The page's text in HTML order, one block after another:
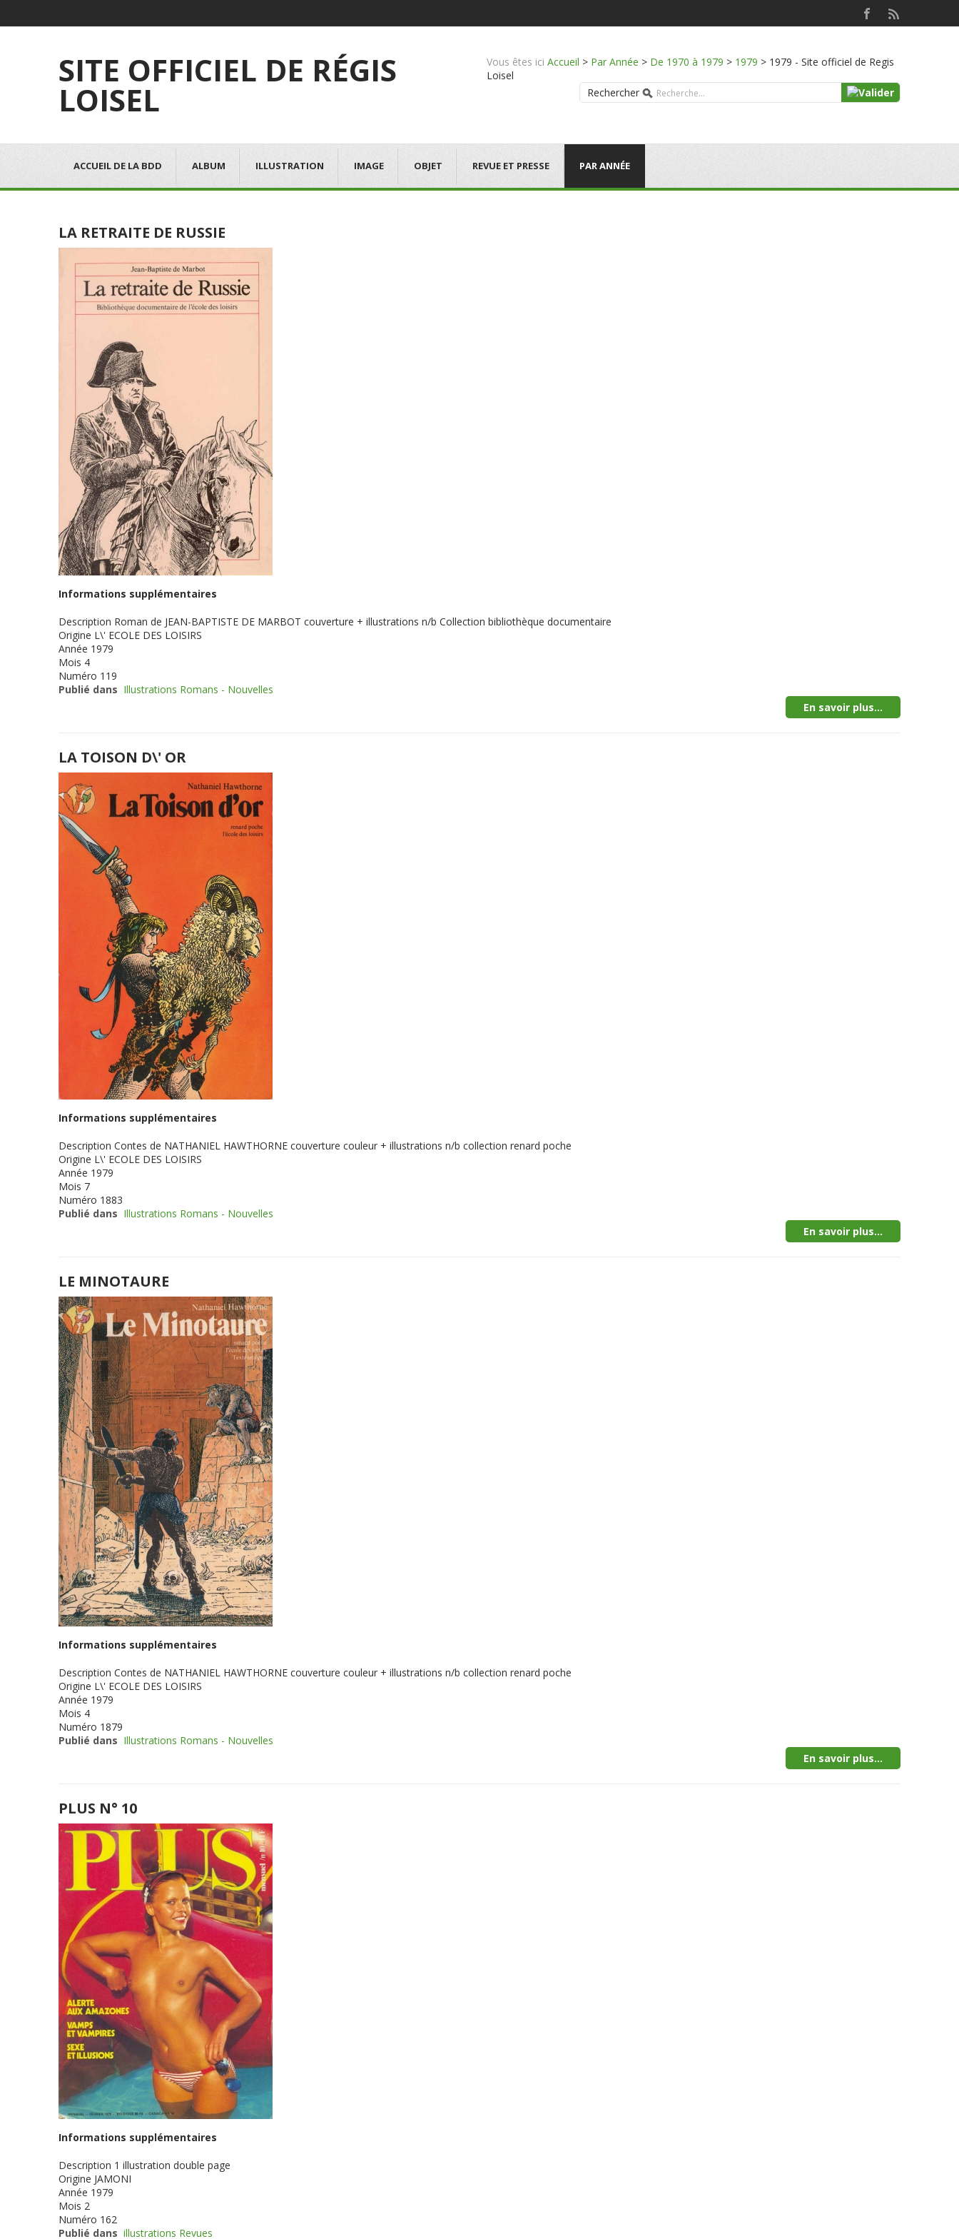
SITE OFFICIEL DE RÉGIS
LOISEL
Vous êtes ici Accueil > Par Année > De 1970 à 1979 > 1979 > 1979 - Site officiel de Regis
Loisel
Rechercher
ACCUEIL DE LA BDD ALBUM ILLUSTRATION IMAGE OBJET REVUE ET PRESSE PAR ANNÉE
LA RETRAITE DE RUSSIE
Informations supplémentaires
Description Roman de JEAN-BAPTISTE DE MARBOT couverture + illustrations n/b Collection bibliothèque documentaire
Origine L\' ECOLE DES LOISIRS
Année 1979
Mois 4
Numéro 119
Publié dans Illustrations Romans - Nouvelles
En savoir plus...
LA TOISON D\' OR
Informations supplémentaires
Description Contes de NATHANIEL HAWTHORNE couverture couleur + illustrations n/b collection renard poche
Origine L\' ECOLE DES LOISIRS
Année 1979
Mois 7
Numéro 1883
Publié dans Illustrations Romans - Nouvelles
En savoir plus...
LE MINOTAURE
Informations supplémentaires
Description Contes de NATHANIEL HAWTHORNE couverture couleur + illustrations n/b collection renard poche
Origine L\' ECOLE DES LOISIRS
Année 1979
Mois 4
Numéro 1879
Publié dans Illustrations Romans - Nouvelles
En savoir plus...
PLUS N° 10
Informations supplémentaires
Description 1 illustration double page
Origine JAMONI
Année 1979
Mois 2
Numéro 162
Publié dans illustrations Revues